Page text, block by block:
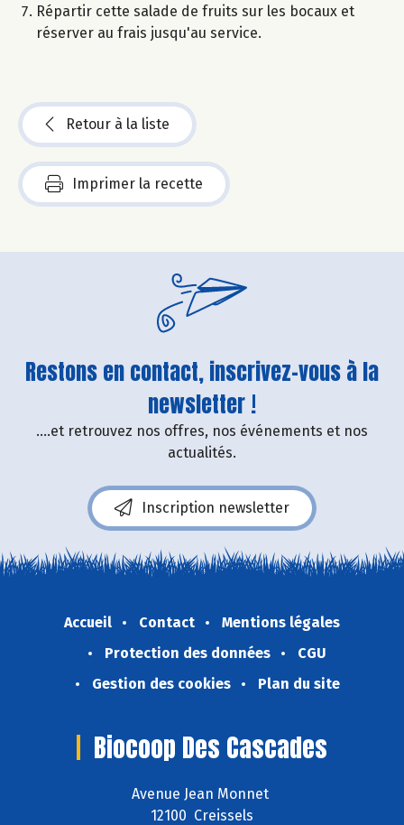
Répartir cette salade de fruits sur les bocaux et
réserver au frais jusqu'au service.
Retour à la liste
Imprimer la recette
Restons en contact, inscrivez-vous à la
newsletter !
....et retrouvez nos offres, nos événements et nos
actualités.
Inscription newsletter
Accueil Contact
Mentions légales
Protection des données
CGU
Gestion des cookies
Plan du site
Biocoop Des Cascades
Avenue Jean Monnet
12100 Creissels